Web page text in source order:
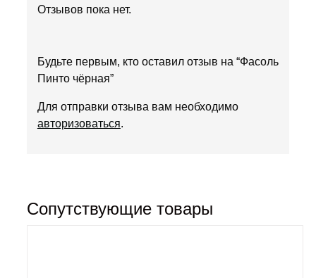
Отзывов пока нет.
Будьте первым, кто оставил отзыв на “Фасоль
Пинто чёрная”
Для отправки отзыва вам необходимо
авторизоваться.
Сопутствующие товары